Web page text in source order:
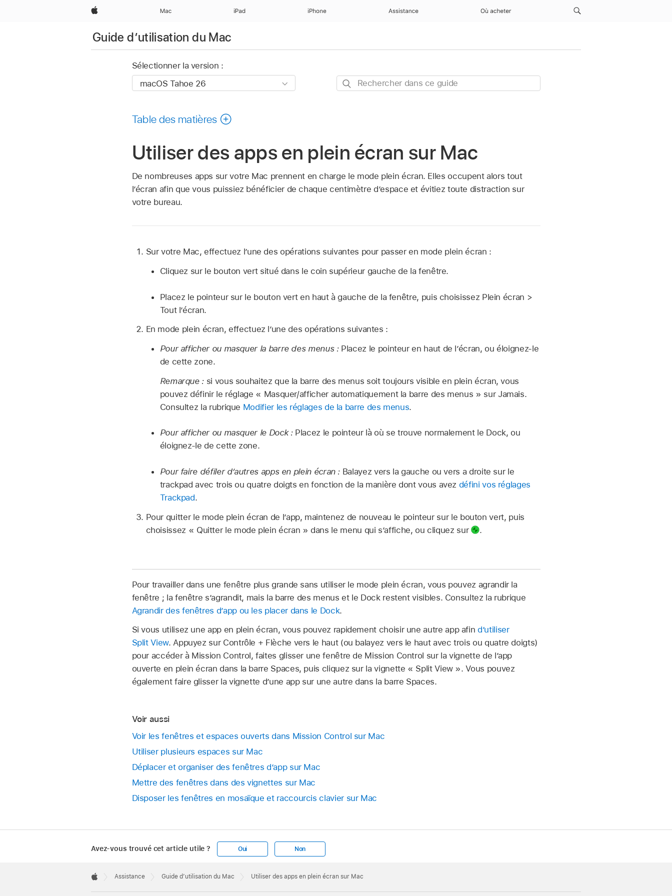
Apple Mac iPad iPhone Assistance Où acheter
Guide d’utilisation du Mac
Sélectionner la version :
Rechercher
Table des matières
Utiliser des apps en plein écran sur Mac
De nombreuses apps sur votre Mac prennent en charge le mode plein écran. Elles occupent alors tout
l’écran afin que vous puissiez bénéficier de chaque centimètre d’espace et évitiez toute distraction sur
votre bureau.
Sur votre Mac, effectuez l’une des opérations suivantes pour passer en mode plein écran :
Cliquez sur le bouton vert situé dans le coin supérieur gauche de la fenêtre.
Placez le pointeur sur le bouton vert en haut à gauche de la fenêtre, puis choisissez Plein écran >
Tout l’écran.
En mode plein écran, effectuez l’une des opérations suivantes :
Pour afficher ou masquer la barre des menus :Placez le pointeur en haut de l’écran, ou éloignez-le
de cette zone.
Remarque : si vous souhaitez que la barre des menus soit toujours visible en plein écran, vous
pouvez définir le réglage « Masquer/afficher automatiquement la barre des menus » sur Jamais.
Consultez la rubrique Modifier les réglages de la barre des menus.
Pour afficher ou masquer le Dock :Placez le pointeur là où se trouve normalement le Dock, ou
éloignez-le de cette zone.
Pour faire défiler d’autres apps en plein écran : Balayez vers la gauche ou vers a droite sur le
trackpad avec trois ou quatre doigts en fonction de la manière dont vous avez défini vos réglages
Trackpad.
Pour quitter le mode plein écran de l’app, maintenez de nouveau le pointeur sur le bouton vert, puis
choisissez « Quitter le mode plein écran » dans le menu qui s’affiche, ou cliquez sur
.
Pour travailler dans une fenêtre plus grande sans utiliser le mode plein écran, vous pouvez agrandir la
fenêtre ; la fenêtre sʼagrandit, mais la barre des menus et le Dock restent visibles. Consultez la rubrique
Agrandir des fenêtres d’app ou les placer dans le Dock.
Si vous utilisez une app en plein écran, vous pouvez rapidement choisir une autre app afind’utiliser
Split View. Appuyez sur Contrôle + Flèche vers le haut (ou balayez vers le haut avec trois ou quatre doigts)
pour accéder à Mission Control, faites glisser une fenêtre de Mission Control sur la vignette de l’app
ouverte en plein écran dans la barre Spaces, puis cliquez sur la vignette « Split View ». Vous pouvez
également faire glisser la vignette d’une app sur une autre dans la barre Spaces.
Voir aussi
Voir les fenêtres et espaces ouverts dans Mission Control sur Mac
Utiliser plusieurs espaces sur Mac
Déplacer et organiser des fenêtres d’app sur Mac
Mettre des fenêtres dans des vignettes sur Mac
Disposer les fenêtres en mosaïque et raccourcis clavier sur Mac
Avez-vous trouvé cet article utile ? Oui Non
Footer

Assistance Guide d’utilisation du Mac Utiliser des apps en plein écran sur Mac